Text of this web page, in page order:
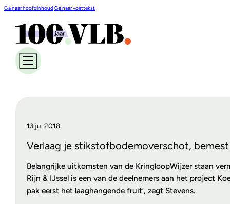
Ga naar hoofdinhoudGa naar voettekst
13 jul 2018
Verlaag je stikstofbodemoverschot,
Belangrijke uitkomsten van de KringloopWijzer staan
Rijn & IJssel is een van de deelnemers aan het project
pak eerst het laaghangende fruit’, zegt Stevens.